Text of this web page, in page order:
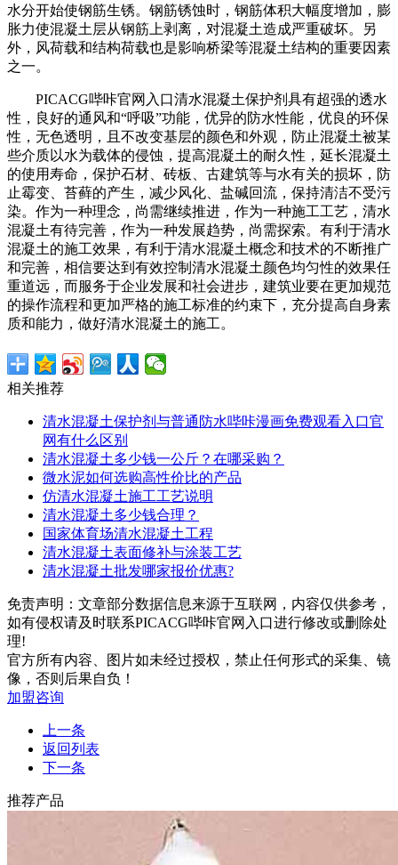
水分开始使钢筋生锈。钢筋锈蚀时，钢筋体积大幅度增加，膨
胀力使混凝土层从钢筋上剥离，对混凝土造成严重破坏。另
外，风荷载和结构荷载也是影响桥梁等混凝土结构的重要因素
之一。
PICACG哔咔官网入口清水混凝土保护剂具有超强的透水
性，良好的通风和“呼吸”功能，优异的防水性能，优良的环保
性，无色透明，且不改变基层的颜色和外观，防止混凝土被某
些介质以水为载体的侵蚀，提高混凝土的耐久性，延长混凝土
的使用寿命，保护石材、砖板、古建筑等与水有关的损坏，防
止霉变、苔藓的产生，减少风化、盐碱回流，保持清洁不受污
染。作为一种理念，尚需继续推进，作为一种施工工艺，清水
混凝土有待完善，作为一种发展趋势，尚需探索。有利于清水
混凝土的施工效果，有利于清水混凝土概念和技术的不断推广
和完善，相信要达到有效控制清水混凝土颜色均匀性的效果任
重道远，而服务于企业发展和社会进步，建筑业要在更加规范
的操作流程和更加严格的施工标准的约束下，充分提高自身素
质和能力，做好清水混凝土的施工。
相关推荐
清水混凝土保护剂与普通防水哔咔漫画免费观看入口官
网有什么区别
清水混凝土多少钱一公斤？在哪采购？
微水泥如何选购高性价比的产品
仿清水混凝土施工工艺说明
清水混凝土多少钱合理？
国家体育场清水混凝土工程
清水混凝土表面修补与涂装工艺
清水混凝土批发哪家报价优惠?
免责声明：文章部分数据信息来源于互联网，内容仅供参考，
如有侵权请及时联系PICACG哔咔官网入口进行修改或删除处
理!
官方所有内容、图片如未经过授权，禁止任何形式的采集、镜
像，否则后果自负！
加盟咨询
上一条
返回列表
下一条
推荐产品